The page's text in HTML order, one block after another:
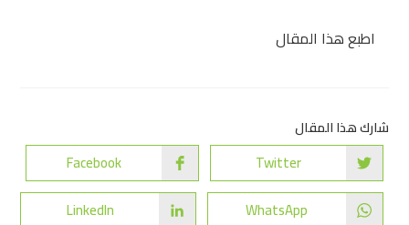
اطبع هذا المقال
شارك هذا المقال
Twitter
Facebook
WhatsApp
LinkedIn